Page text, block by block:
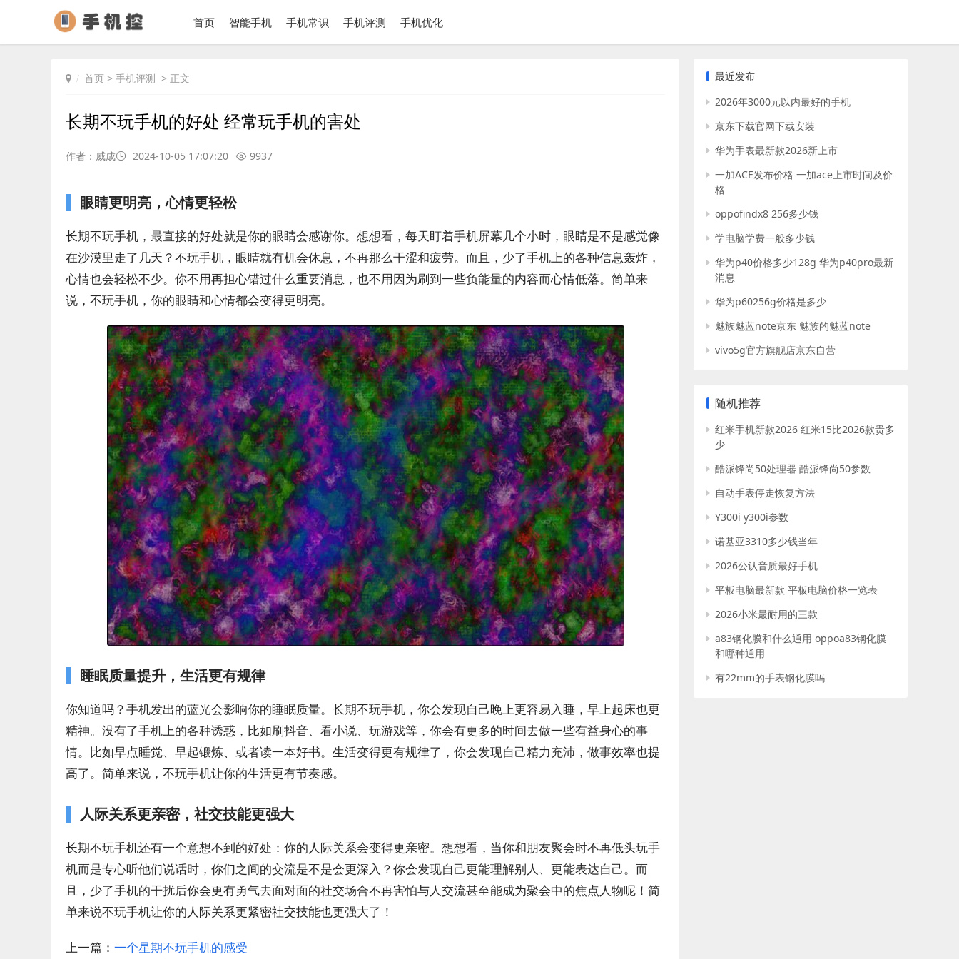
首页 智能手机 手机常识 手机评测 手机优化
首页 > 手机评测 > 正文
长期不玩手机的好处 经常玩手机的害处
作者：威成 2024-10-05 17:07:20 9937
眼睛更明亮，心情更轻松
长期不玩手机，最直接的好处就是你的眼睛会感谢你。想想看，每天盯着手机屏幕几个小时，眼睛是不是感觉像
在沙漠里走了几天？不玩手机，眼睛就有机会休息，不再那么干涩和疲劳。而且，少了手机上的各种信息轰炸，
心情也会轻松不少。你不用再担心错过什么重要消息，也不用因为刷到一些负能量的内容而心情低落。简单来
说，不玩手机，你的眼睛和心情都会变得更明亮。
睡眠质量提升，生活更有规律
你知道吗？手机发出的蓝光会影响你的睡眠质量。长期不玩手机，你会发现自己晚上更容易入睡，早上起床也更
精神。没有了手机上的各种诱惑，比如刷抖音、看小说、玩游戏等，你会有更多的时间去做一些有益身心的事
情。比如早点睡觉、早起锻炼、或者读一本好书。生活变得更有规律了，你会发现自己精力充沛，做事效率也提
高了。简单来说，不玩手机让你的生活更有节奏感。
人际关系更亲密，社交技能更强大
长期不玩手机还有一个意想不到的好处：你的人际关系会变得更亲密。想想看，当你和朋友聚会时不再低头玩手
机而是专心听他们说话时，你们之间的交流是不是会更深入？你会发现自己更能理解别人、更能表达自己。而
且，少了手机的干扰后你会更有勇气去面对面的社交场合不再害怕与人交流甚至能成为聚会中的焦点人物呢！简
单来说不玩手机让你的人际关系更紧密社交技能也更强大了！
上一篇： 一个星期不玩手机的感受
最近发布
2026年3000元以内最好的手机
京东下载官网下载安装
华为手表最新款2026新上市
一加ACE发布价格 一加ace上市时间及价
格
oppofindx8 256多少钱
学电脑学费一般多少钱
华为p40价格多少128g 华为p40pro最新
消息
华为p60256g价格是多少
魅族魅蓝note京东 魅族的魅蓝note
vivo5g官方旗舰店京东自营
随机推荐
红米手机新款2026 红米15比2026款贵多
少
酷派锋尚50处理器 酷派锋尚50参数
自动手表停走恢复方法
Y300i y300i参数
诺基亚3310多少钱当年
2026公认音质最好手机
平板电脑最新款 平板电脑价格一览表
2026小米最耐用的三款
a83钢化膜和什么通用 oppoa83钢化膜
和哪种通用
有22mm的手表钢化膜吗